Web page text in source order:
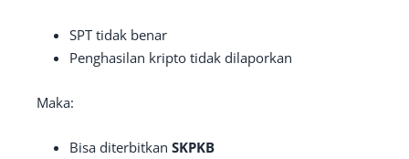
SPT tidak benar
Penghasilan kripto tidak dilaporkan
Maka:
Bisa diterbitkan SKPKB